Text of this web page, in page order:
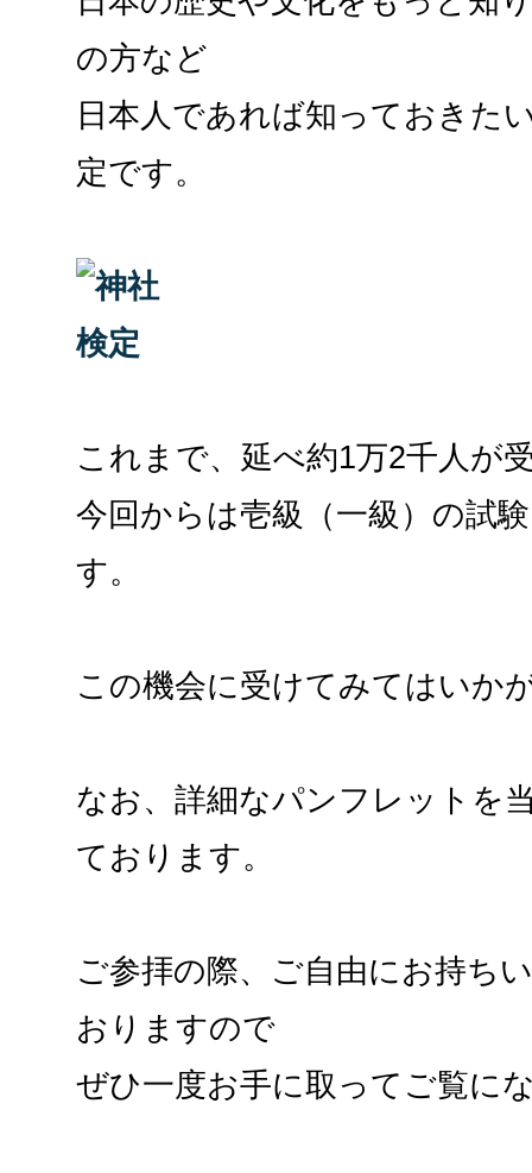
の方など
日本人であれば知っておきた
定です。
これまで、延べ約1万2千人が
今回からは壱級（一級）の試
す。
この機会に受けてみてはいか
なお、詳細なパンフレットを
ております。
ご参拝の際、ご自由にお持ち
おりますので
ぜひ一度お手に取ってご覧に